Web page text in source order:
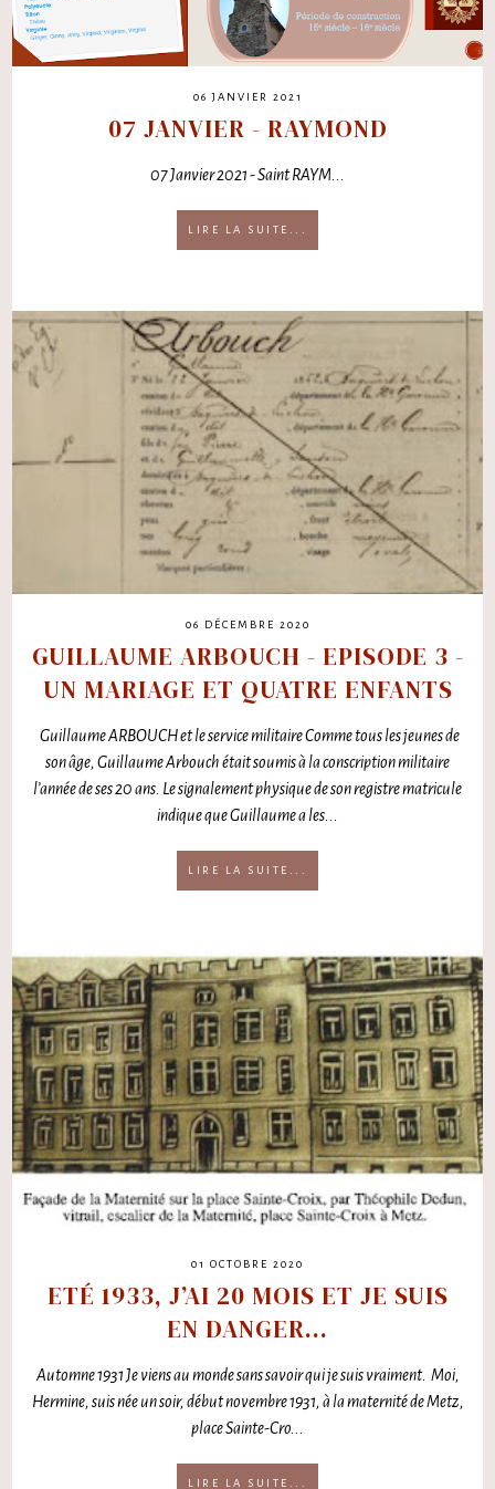
06 JANVIER 2021
07 JANVIER - RAYMOND
07 Janvier 2021 - Saint RAYM...
LIRE LA SUITE...
06 DÉCEMBRE 2020
GUILLAUME ARBOUCH - EPISODE 3 -
UN MARIAGE ET QUATRE ENFANTS
Guillaume ARBOUCH et le service militaire Comme tous les jeunes de
son âge, Guillaume Arbouch était soumis à la conscription militaire
l’année de ses 20 ans. Le signalement physique de son registre matricule
indique que Guillaume a les...
LIRE LA SUITE...
01 OCTOBRE 2020
ETÉ 1933, J’AI 20 MOIS ET JE SUIS
EN DANGER...
Automne 1931 Je viens au monde sans savoir qui je suis vraiment. Moi,
Hermine, suis née un soir, début novembre 1931, à la maternité de Metz,
place Sainte-Cro...
LIRE LA SUITE...